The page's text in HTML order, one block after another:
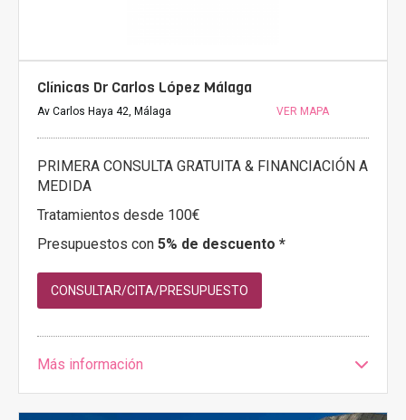
Clínicas Dr Carlos López Málaga
Av Carlos Haya 42, Málaga VER MAPA
PRIMERA CONSULTA GRATUITA & FINANCIACIÓN A
MEDIDA
Tratamientos desde 100€
Presupuestos con 5% de descuento *
CONSULTAR/CITA/PRESUPUESTO
Más información